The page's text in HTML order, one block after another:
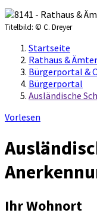
Titelbild: © C. Dreyer
Startseite
Rathaus & Ämter
Bürgerportal &
Bürgerportal
Ausländische
Vorlesen
Ihr Wohnort